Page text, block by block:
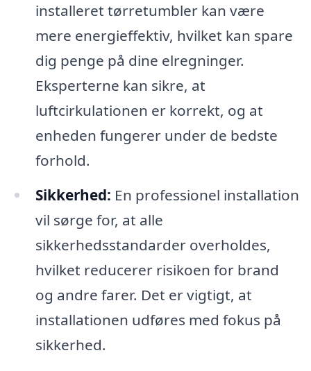
installeret tørretumbler kan være
mere energieffektiv, hvilket kan spare
dig penge på dine elregninger.
Eksperterne kan sikre, at
luftcirkulationen er korrekt, og at
enheden fungerer under de bedste
forhold.
Sikkerhed: En professionel installation
vil sørge for, at alle
sikkerhedsstandarder overholdes,
hvilket reducerer risikoen for brand
og andre farer. Det er vigtigt, at
installationen udføres med fokus på
sikkerhed.